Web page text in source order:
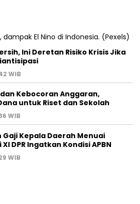
Ini Deretan Risiko Krisis Jika
WIB
Kebocoran Anggaran,
untuk Riset dan Sekolah
WIB
Kepala Daerah Menuai
DPR Ingatkan Kondisi APBN
WIB